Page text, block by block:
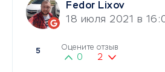
Fedor Lixov
18 июля 2021 в
5 Оцените отзыв
0 2